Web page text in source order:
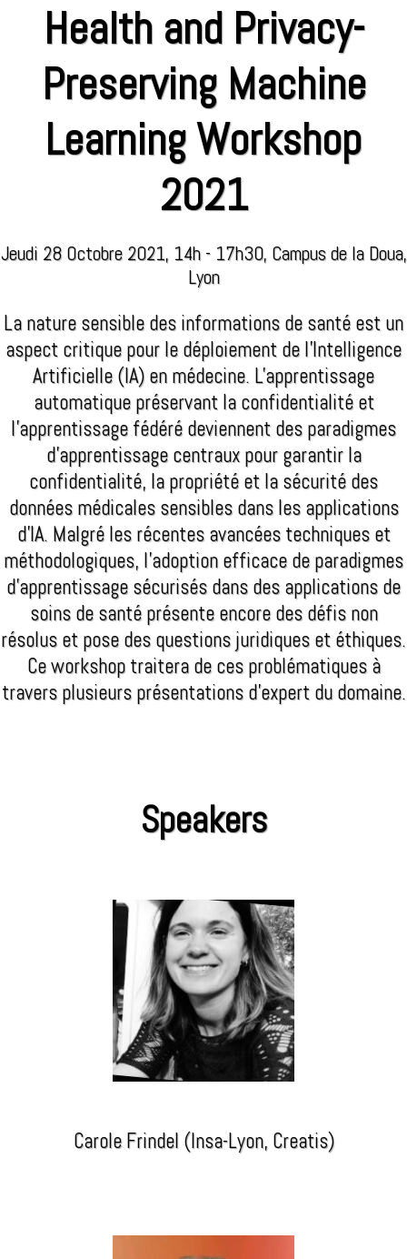
Health and Privacy-
Preserving Machine
Learning Workshop
2021
Jeudi 28 Octobre 2021, 14h - 17h30, Campus de la Doua,
Lyon
La nature sensible des informations de santé est un
aspect critique pour le déploiement de l'Intelligence
Artificielle (IA) en médecine. L'apprentissage
automatique préservant la confidentialité et
l'apprentissage fédéré deviennent des paradigmes
d'apprentissage centraux pour garantir la
confidentialité, la propriété et la sécurité des
données médicales sensibles dans les applications
d'IA. Malgré les récentes avancées techniques et
méthodologiques, l'adoption efficace de paradigmes
d'apprentissage sécurisés dans des applications de
soins de santé présente encore des défis non
résolus et pose des questions juridiques et éthiques.
Ce workshop traitera de ces problématiques à
travers plusieurs présentations d'expert du domaine.
Speakers
Carole Frindel (Insa-Lyon, Creatis)